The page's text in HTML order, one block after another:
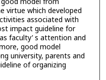
virtue which developed
associated with
impact guideline for
faculty’ s attention and
good model
university, parents and
of organizing